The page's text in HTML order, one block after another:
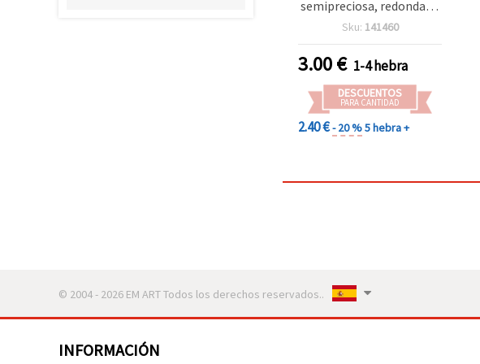
semipreciosa, redondas 3
mm (±160 piezas) para
Sku: 141460
3.00€ 1-4 hebra
DESCUENTOS
PARA CANTIDAD
2.40 €- 20 %5 hebra +
© 2004 - 2026 EM ART Todos los derechos reservados..
INFORMACIÓN